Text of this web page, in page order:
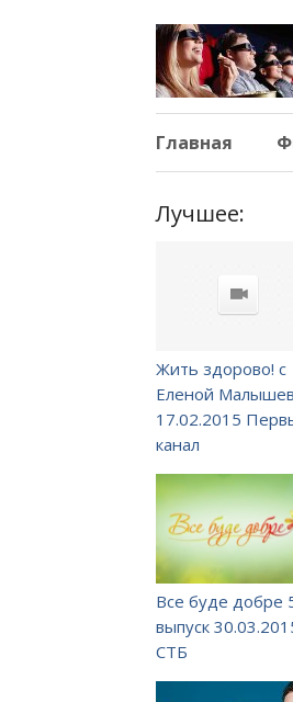
Главная
Лучшее:
Жить здорово! с
Еленой
17.02.2015
канал
Все буде добре
выпуск
СТБ